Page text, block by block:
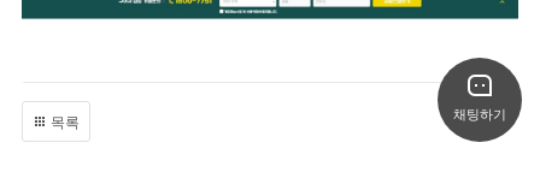
목록
채팅하기